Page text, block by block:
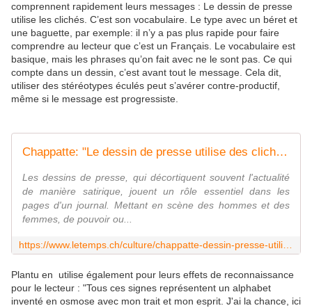
comprennent rapidement leurs messages : Le dessin de presse
utilise les clichés. C’est son vocabulaire. Le type avec un béret et
une baguette, par exemple: il n’y a pas plus rapide pour faire
comprendre au lecteur que c’est un Français. Le vocabulaire est
basique, mais les phrases qu’on fait avec ne le sont pas. Ce qui
compte dans un dessin, c’est avant tout le message. Cela dit,
utiliser des stéréotypes éculés peut s’avérer contre-productif,
même si le message est progressiste.
Chappatte: "Le dessin de presse utilise des clichés, car c'est son vocabulaire"
Les dessins de presse, qui décortiquent souvent l'actualité
de manière satirique, jouent un rôle essentiel dans les
pages d'un journal. Mettant en scène des hommes et des
femmes, de pouvoir ou...
Plantu en utilise également pour leurs effets de reconnaissance
pour le lecteur : "Tous ces signes représentent un alphabet
inventé en osmose avec mon trait et mon esprit. J'ai la chance, ici